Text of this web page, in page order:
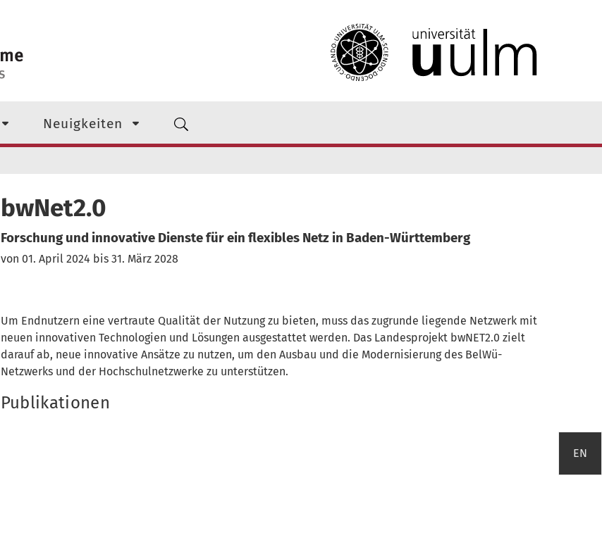
Neuigkeiten
EN
bwNet2.0
Forschung und innovative Dienste für ein flexibles Netz in Baden-Württemberg
von 01. April 2024 bis 31. März 2028
Um Endnutzern eine vertraute Qualität der Nutzung zu bieten, muss das zugrunde liegende Netzwerk mit
neuen innovativen Technologien und Lösungen ausgestattet werden. Das Landesprojekt bwNET2.0 zielt
darauf ab, neue innovative Ansätze zu nutzen, um den Ausbau und die Modernisierung des BelWü-
Netzwerks und der Hochschulnetzwerke zu unterstützen.
Publikationen